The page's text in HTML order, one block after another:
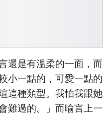
還是有溫柔的一面，而
小一點的，可愛一點的
這種類型。我怕我跟她
難過的。」而喻言上一